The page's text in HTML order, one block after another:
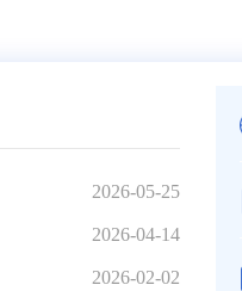
2026-05-25
2026-04-14
2026-02-02